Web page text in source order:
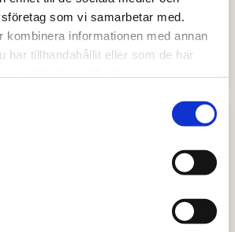
som vi samarbetar med.
kombinera informationen med annan
har tillhandahållit eller som de har
Career Program - för
professionella och
i Skaraborg